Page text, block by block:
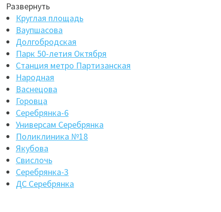
Развернуть
Круглая площадь
Ваупшасова
Долгобродская
Парк 50-летия Октября
Станция метро Партизанская
Народная
Васнецова
Горовца
Серебрянка-6
Универсам Серебрянка
Поликлиника №18
Якубова
Свислочь
Серебрянка-3
ДС Серебрянка